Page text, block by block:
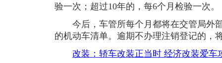
验一次；超过10年的，每6个月检验一次。
今后，车管所每个月都将在交管局外
的机动车清单。逾期不办理注销登记的，
改装：轿车改装正当时 经济改装爱车